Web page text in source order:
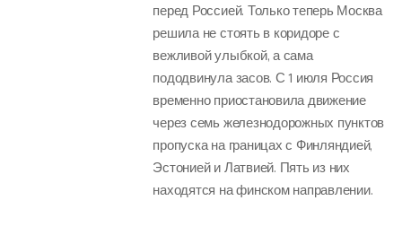
перед Россией. Только теперь Москва
решила не стоять в коридоре с
вежливой улыбкой, а сама
пододвинула засов. С 1 июля Россия
временно приостановила движение
через семь железнодорожных пунктов
пропуска на границах с Финляндией,
Эстонией и Латвией. Пять из них
находятся на финском направлении.